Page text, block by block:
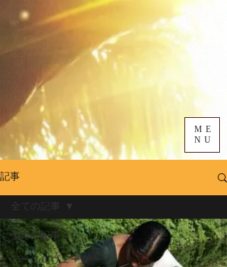
ME
NU
記事
全ての記事
アーユルヴェーダ
全ての記事